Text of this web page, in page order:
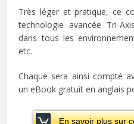
Très léger et pratique, ce
technologie avancée Tri-
dans tous les
etc.
Chaque sera ainsi compté
un eBook gratuit en anglais
En savoir plus sur